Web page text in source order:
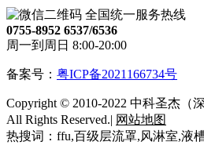
全国统一服务热线
0755-8952 6537/6536
周一到周日 8:00-20:00
备案号： 粤ICP备2021166734号
Copyright © 2010-2022 中科圣杰（
All Rights Reserved.| 网站地图
热搜词：ffu,百级层流罩,风淋室,液